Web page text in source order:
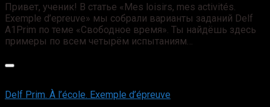
Привет, ученик! В статье «Mes loisirs, mes activités.
Exemple d’epreuve» мы собрали варианты заданий Delf
A1Prim по теме «Свободное время». Ты найдёшь здесь
примеры по всем четырём испытаниям…
Delf Prim. À l’école. Exemple d’épreuve